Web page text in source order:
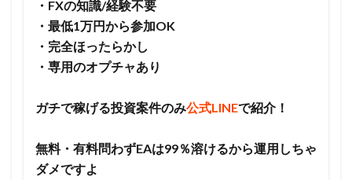
・FXの知識/経験不要
・最低1万円から参加OK
・完全ほったらかし
・専用のオプチャあり
ガチで稼げる投資案件のみ公式LINEで紹介！
無料・有料問わずEAは99％溶けるから運用しちゃ
ダメですよ